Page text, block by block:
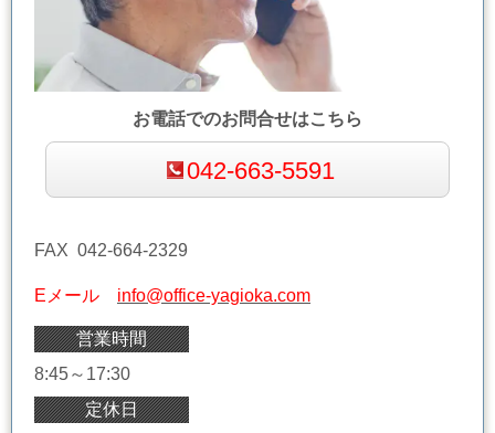
お電話でのお問合せはこちら
042-663-5591
FAX 042-664-2329
Eメール info@office-yagioka.com
営業時間
8:45～17:30
定休日